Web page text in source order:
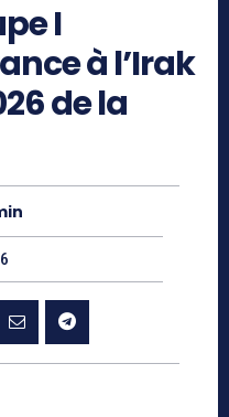
I
à l’Irak
de la